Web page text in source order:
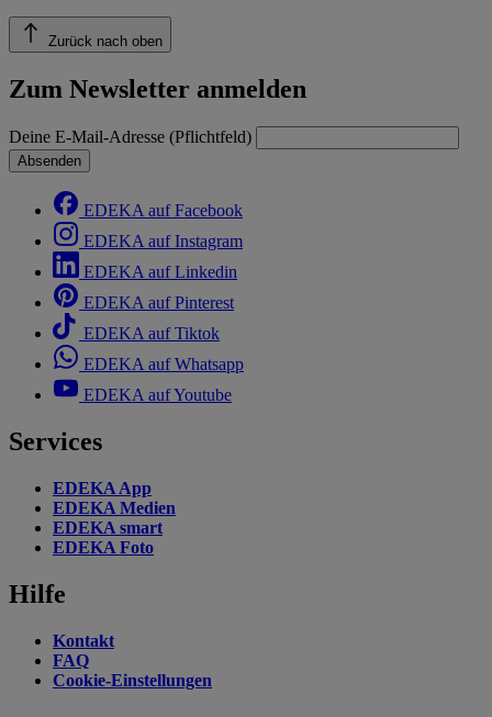
Zurück nach oben
Zum Newsletter anmelden
Deine E-Mail-Adresse (Pflichtfeld)
Absenden
EDEKA auf Facebook
EDEKA auf Instagram
EDEKA auf Linkedin
EDEKA auf Pinterest
EDEKA auf Tiktok
EDEKA auf Whatsapp
EDEKA auf Youtube
Services
EDEKA App
EDEKA Medien
EDEKA smart
EDEKA Foto
Hilfe
Kontakt
FAQ
Cookie-Einstellungen